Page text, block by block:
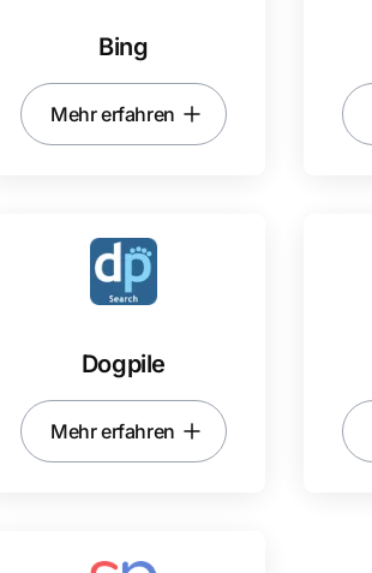
Bing
Mehr erfahren
Dogpile
Mehr erfahren